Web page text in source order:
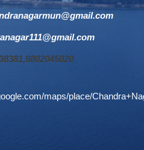
maps/place/